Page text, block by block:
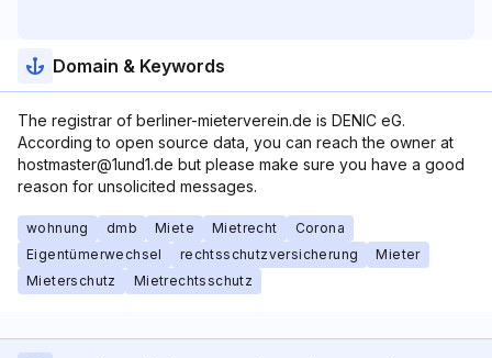
Domain & Keywords
The registrar of berliner-mieterverein.de is DENIC eG.
According to open source data, you can reach the owner at
hostmaster@1und1.de but please make sure you have a good
reason for unsolicited messages.
wohnung dmb Miete Mietrecht
Corona
Eigentümerwechsel
rechtsschutzversicherung
Mieter
Mieterschutz
Mietrechtsschutz